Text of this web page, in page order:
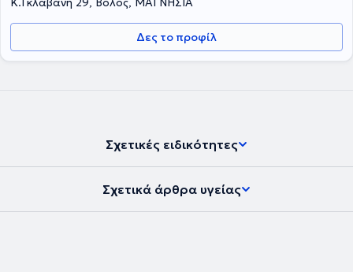
το Ιατρικό Τμήμα της Σχολής Επιστημών Υγείας του Αριστοτέλειου
Πανεπιστημίου Θεσσαλονίκης. Εξειδικεύεται στην αντιμετώπιση
των αγγειακών παθήσεων τόσο με την κλασική χειρουργική
μέθοδο, όσο και τις νέες αναίμακτες ενδαγγειακές τεχνικές.
φαινομένου Raynaud, αγγειοδυσπλασιών και αιμαγγειωμάτων.
Τέλος, ο γιατρός υπήρξε προσκεκλημένος ομιλητής και καταμετρά
πολυάριθμες συμμετοχές σε ελληνικά και διεθνή συνέδρια
Δες το προφίλ
Σχετικές ειδικότητες
Σχετικά άρθρα υγείας